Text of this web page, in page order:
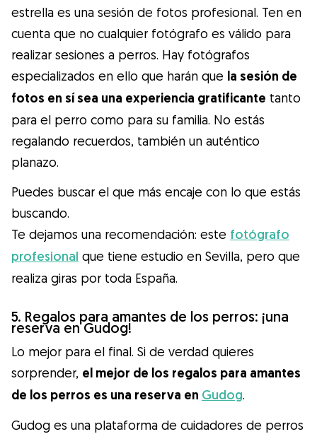
estrella es una sesión de fotos profesional. Ten en
cuenta que no cualquier fotógrafo es válido para
realizar sesiones a perros. Hay fotógrafos
especializados en ello que harán que la sesión de
fotos en sí sea una experiencia gratificante tanto
para el perro como para su familia. No estás
regalando recuerdos, también un auténtico
planazo.
Puedes buscar el que más encaje con lo que estás
buscando.
Te dejamos una recomendación: este fotógrafo
profesional que tiene estudio en Sevilla, pero que
realiza giras por toda España.
5. Regalos para amantes de los perros: ¡una
reserva en Gudog!
Lo mejor para el final. Si de verdad quieres
sorprender, el mejor de los regalos para amantes
de los perros es una reserva en Gudog.
Gudog es una plataforma de cuidadores de perros